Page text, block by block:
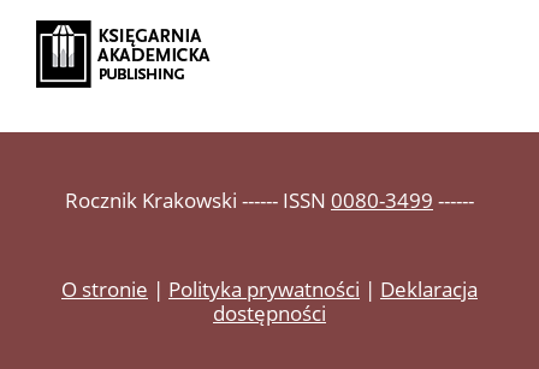
Rocznik Krakowski ------ ISSN 0080-3499 ------
O stronie | Polityka prywatności | Deklaracja
dostępności